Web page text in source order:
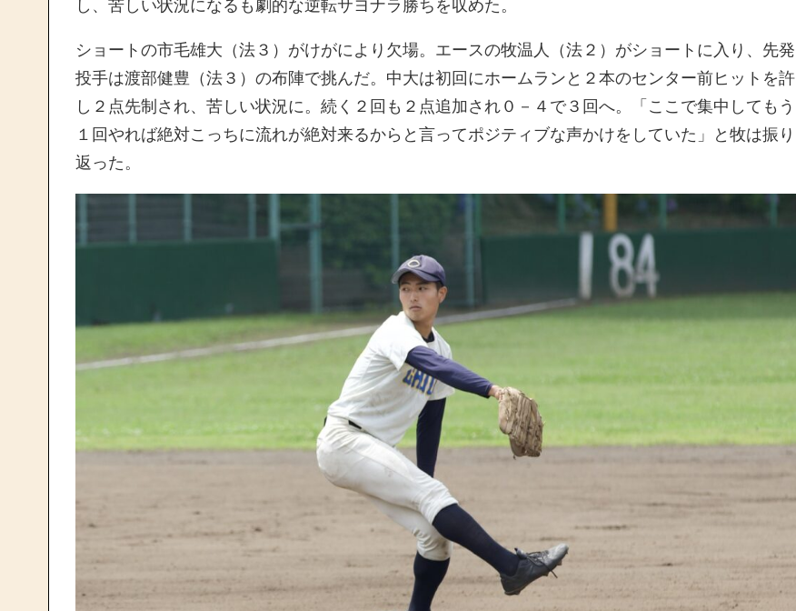
し、苦しい状況になるも劇的な逆転サヨナラ勝ちを収めた。
ショートの市毛雄大（法３）がけがにより欠場。エースの牧温人（法２）がショートに入り、先発
投手は渡部健豊（法３）の布陣で挑んだ。中大は初回にホームランと２本のセンター前ヒットを許
し２点先制され、苦しい状況に。続く２回も２点追加され０－４で３回へ。「ここで集中してもう
１回やれば絶対こっちに流れが絶対来るからと言ってポジティブな声かけをしていた」と牧は振り
返った。